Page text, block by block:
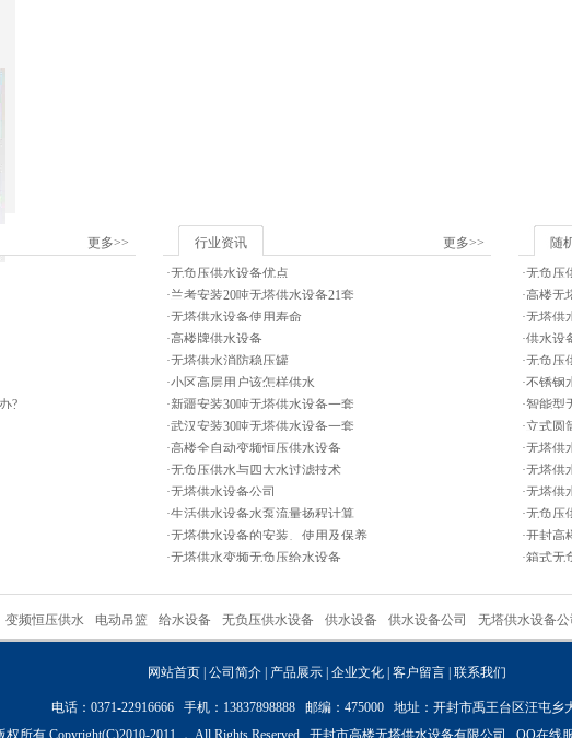
更多>>
?
行业资讯
更多>>
·无负压供水设备优点
·兰考安装20吨无塔供水设备21套
·无塔供水设备使用寿命
·高楼牌供水设备
·无塔供水消防稳压罐
·小区高层用户该怎样供水
·新疆安装30吨无塔供水设备一套
·武汉安装30吨无塔供水设备一套
·高楼全自动变频恒压供水设备
·无负压供水与四大水过滤技术
·无塔供水设备公司
·生活供水设备水泵流量扬程计算
·无塔供水设备的安装、使用及保养
·无塔供水变频无负压给水设备
随
·无负压
·高楼无
·无塔供
·供水设
·无负压
·不锈钢
·智能型
·立式圆
·无塔供
·无塔供
·无塔供
·无负压
·开封高
·箱式无
变频恒压供水 电动吊篮 给水设备 无负压供水设备 供水设备 供水设备公司 无塔供水设备公
网站首页 公司简介 产品展示 企业文化 客户留言 联系我们
电话：0371-22916666 手机：13837898888 邮编：475000 地址：开封市禹王台区汪屯乡
权所有 Copyright(C)2010-2011 ， All Rights Reserved. 开封市高楼无塔供水设备有限公司 QQ在线